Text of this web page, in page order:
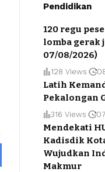
Pendidikan
120 regu
lomba gerak
07/08/2026)
128 Views
Latih
Pekalongan
316 Views
Mendekati
Kadisdik
Wujudkan
Makmur